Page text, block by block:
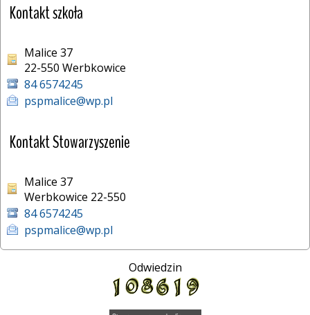
Kontakt szkoła
Malice 37
22-550 Werbkowice
84 6574245
pspmalice@wp.pl
Kontakt Stowarzyszenie
Malice 37
Werbkowice 22-550
84 6574245
pspmalice@wp.pl
Odwiedzin